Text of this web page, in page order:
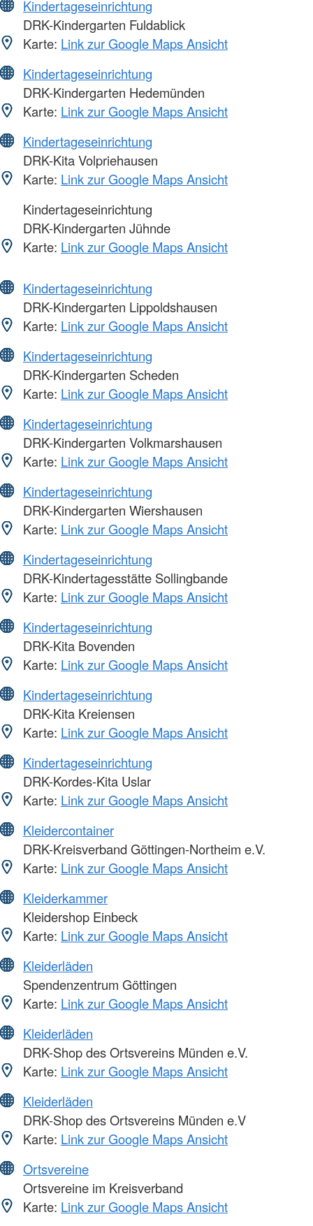
Kindertageseinrichtung
DRK-Kindergarten Fuldablick
Karte: Link zur Google Maps Ansicht
Kindertageseinrichtung
DRK-Kindergarten Hedemünden
Karte: Link zur Google Maps Ansicht
Kindertageseinrichtung
DRK-Kita Volpriehausen
Karte: Link zur Google Maps Ansicht
Kindertageseinrichtung
DRK-Kindergarten Jühnde
Karte: Link zur Google Maps Ansicht
Kindertageseinrichtung
DRK-Kindergarten Lippoldshausen
Karte: Link zur Google Maps Ansicht
Kindertageseinrichtung
DRK-Kindergarten Scheden
Karte: Link zur Google Maps Ansicht
Kindertageseinrichtung
DRK-Kindergarten Volkmarshausen
Karte: Link zur Google Maps Ansicht
Kindertageseinrichtung
DRK-Kindergarten Wiershausen
Karte: Link zur Google Maps Ansicht
Kindertageseinrichtung
DRK-Kindertagesstätte Sollingbande
Karte: Link zur Google Maps Ansicht
Kindertageseinrichtung
DRK-Kita Bovenden
Karte: Link zur Google Maps Ansicht
Kindertageseinrichtung
DRK-Kita Kreiensen
Karte: Link zur Google Maps Ansicht
Kindertageseinrichtung
DRK-Kordes-Kita Uslar
Karte: Link zur Google Maps Ansicht
Kleidercontainer
DRK-Kreisverband Göttingen-Northeim e.V.
Karte: Link zur Google Maps Ansicht
Kleiderkammer
Kleidershop Einbeck
Karte: Link zur Google Maps Ansicht
Kleiderläden
Spendenzentrum Göttingen
Karte: Link zur Google Maps Ansicht
Kleiderläden
DRK-Shop des Ortsvereins Münden e.V.
Karte: Link zur Google Maps Ansicht
Kleiderläden
DRK-Shop des Ortsvereins Münden e.V
Karte: Link zur Google Maps Ansicht
Ortsvereine
Ortsvereine im Kreisverband
Karte: Link zur Google Maps Ansicht